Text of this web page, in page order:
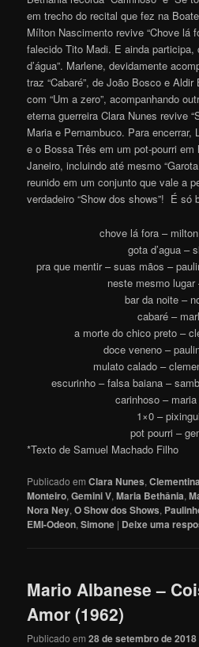
em trecho do recital que fez na
Mílton Nascimento revive “Chove lá
falecido Tito Madi. E ainda participa,
d’água”. Marlene, devidamente
traz “Cabaré”, de João Bosco e
com “Um a zero”, acompanhando
eterna guerreira Clara Nunes revive
Maria e Pernambuco. Para encerrar,
e o Bossa Três em um pot-pourri em
Janeiro, incluindo até mesmo
reunido em um conjunto que vale a
verdadeiro “Show dos shows”! É
chove lá fora –
gota d’agua –
pra que mentir – suas mãos –
neste mesmo lugar
bar da noite –
cabaré –
a morte do chico preto –
doce veneno –
mulato calado –
escurinho – falsa baiana –
carinhoso –
1×0 –
pot pourri –
*Texto de Samuel Machado Filho
Publicado em Clara Nunes,
Monteiro,Gemini V,Maria Bethânia,
Nora Ney,O Show dos Shows,
EMI-Odeon,Simone | Deixe uma
Mario Albanese –
Amor (1962)
Publicado em28 de setembro de 2018